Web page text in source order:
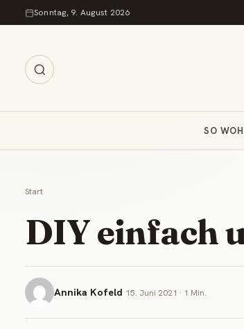
Zum Inhalt springen
Sonntag, 9. August 2026
SO
Start
DIY einfach
Annika Kofeld 15. Juni 2021 · 1 Min.